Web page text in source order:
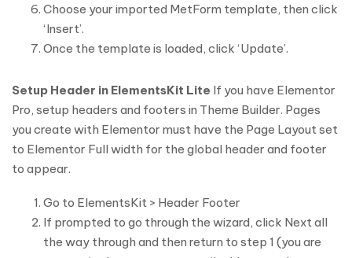
Choose your imported MetForm template, then click
‘Insert’.
Once the template is loaded, click ‘Update’.
Setup Header in ElementsKit Lite If you have Elementor
Pro, setup headers and footers in Theme Builder. Pages
you create with Elementor must have the Page Layout set
to Elementor Full width for the global header and footer
to appear.
Go to ElementsKit > Header Footer
If prompted to go through the wizard, click Next all
the way through and then return to step 1 (you are